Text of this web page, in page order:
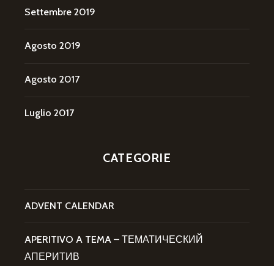
Settembre 2019
Agosto 2019
Agosto 2017
Luglio 2017
CATEGORIE
ADVENT CALENDAR
APERITIVO A TEMA – ТЕМАТИЧЕСКИЙ
АПЕРИТИВ